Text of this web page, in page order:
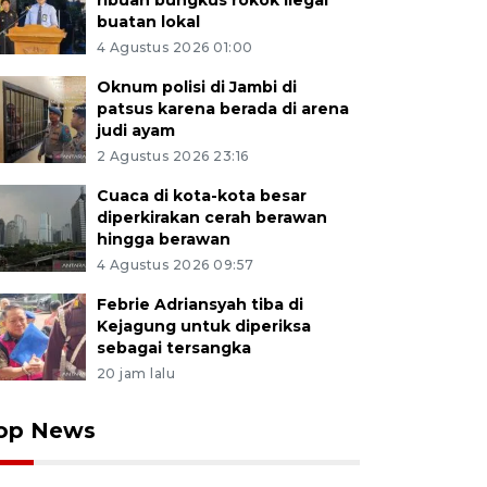
buatan lokal
4 Agustus 2026 01:00
Oknum polisi di Jambi di
patsus karena berada di arena
judi ayam
2 Agustus 2026 23:16
Cuaca di kota-kota besar
diperkirakan cerah berawan
hingga berawan
4 Agustus 2026 09:57
Febrie Adriansyah tiba di
Kejagung untuk diperiksa
sebagai tersangka
20 jam lalu
News